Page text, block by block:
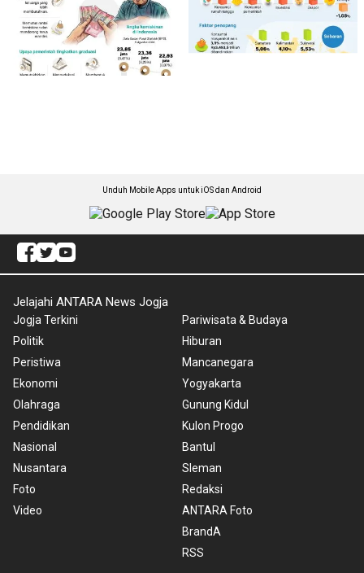
Unduh Mobile Apps untuk iOS dan Android
Jelajahi ANTARA News Jogja
Jogja Terkini
Politik
Peristiwa
Ekonomi
Olahraga
Pendidikan
Nasional
Nusantara
Foto
Video
Pariwisata & Budaya
Hiburan
Mancanegara
Yogyakarta
Gunung Kidul
Kulon Progo
Bantul
Sleman
Redaksi
ANTARA Foto
BrandA
RSS